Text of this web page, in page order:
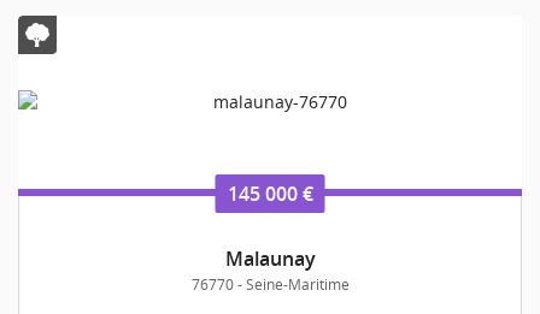
145 000 €
Malaunay
76770 - Seine-Maritime